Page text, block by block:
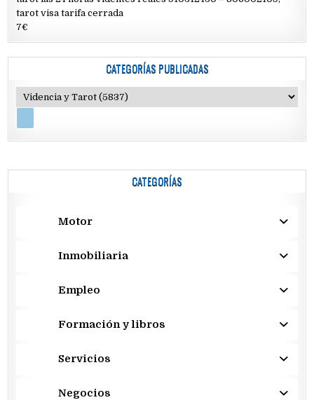
tarot visa tarifa cerrada
7€
CATEGORÍAS PUBLICADAS
CATEGORÍAS
Motor
Inmobiliaria
Empleo
Formación y libros
Servicios
Negocios